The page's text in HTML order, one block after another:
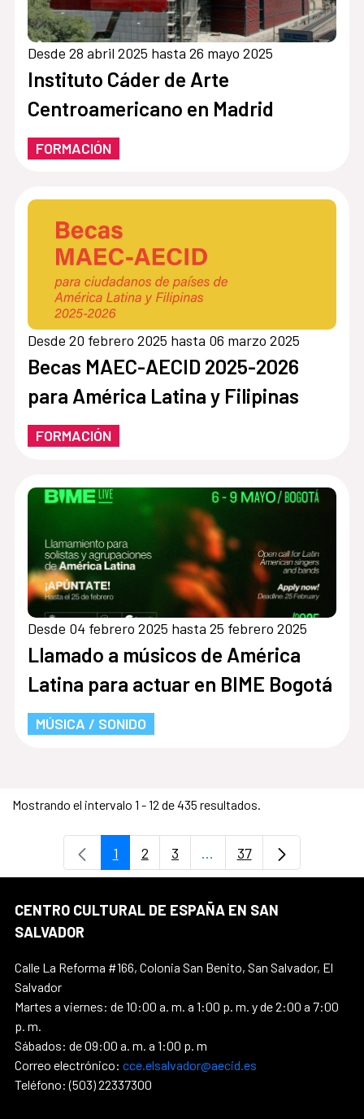
Desde 28 abril 2025 hasta 26 mayo 2025
Instituto Cáder de Arte
Centroamericano en Madrid
FORMACIÓN
Desde 20 febrero 2025 hasta 06 marzo 2025
Becas MAEC-AECID 2025-2026
para América Latina y Filipinas
FORMACIÓN
Desde 04 febrero 2025 hasta 25 febrero 2025
Llamado a músicos de América
Latina para actuar en BIME Bogotá
MÚSICA / SONIDO
Mostrando el intervalo 1 - 12 de 435 resultados.
Página
1 Página
2 Página
3 ...Páginas intermedias
Página
37
CENTRO CULTURAL DE ESPAÑA EN SAN
SALVADOR
Calle La Reforma #166, Colonia San Benito, San Salvador, El
Salvador
Martes a viernes: de 10:00 a. m. a 1:00 p. m. y de 2:00 a 7:00
p. m.
Sábados: de 09:00 a. m. a 1:00 p. m
Correo electrónico: cce.elsalvador@aecid.es
Teléfono: (503) 22337300